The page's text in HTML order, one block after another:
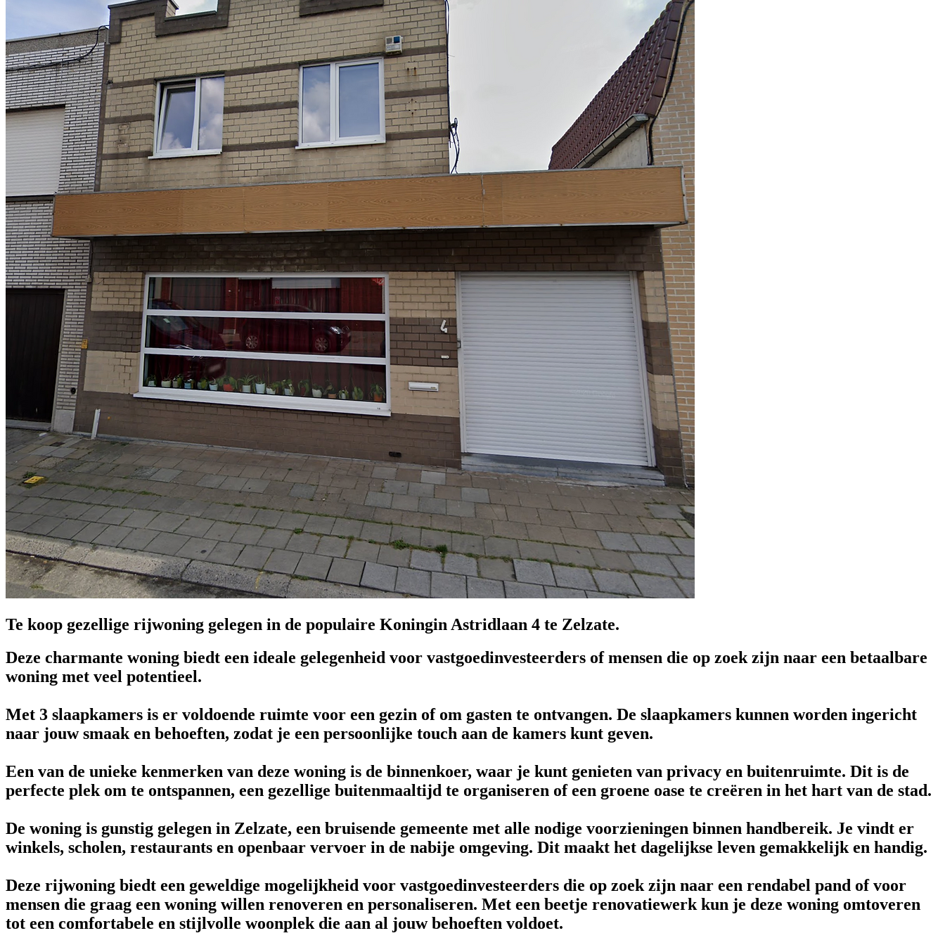
Te koop gezellige rijwoning gelegen in de populaire Koningin Astridlaan 4 te Zelzate.
Deze charmante woning biedt een ideale gelegenheid voor vastgoedinvesteerders of mensen die op zoek zijn naar een betaalbare
woning met veel potentieel.
Met 3 slaapkamers is er voldoende ruimte voor een gezin of om gasten te ontvangen. De slaapkamers kunnen worden ingericht
naar jouw smaak en behoeften, zodat je een persoonlijke touch aan de kamers kunt geven.
Een van de unieke kenmerken van deze woning is de binnenkoer, waar je kunt genieten van privacy en buitenruimte. Dit is de
perfecte plek om te ontspannen, een gezellige buitenmaaltijd te organiseren of een groene oase te creëren in het hart van de stad.
De woning is gunstig gelegen in Zelzate, een bruisende gemeente met alle nodige voorzieningen binnen handbereik. Je vindt er
winkels, scholen, restaurants en openbaar vervoer in de nabije omgeving. Dit maakt het dagelijkse leven gemakkelijk en handig.
Deze rijwoning biedt een geweldige mogelijkheid voor vastgoedinvesteerders die op zoek zijn naar een rendabel pand of voor
mensen die graag een woning willen renoveren en personaliseren. Met een beetje renovatiewerk kun je deze woning omtoveren
tot een comfortabele en stijlvolle woonplek die aan al jouw behoeften voldoet.